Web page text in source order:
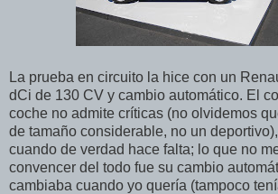
La prueba en circuito la hice con un
dCi de 130 CV y cambio automático. El
coche no admite críticas (no olvidemos
de tamaño considerable, no un
cuando de verdad hace falta; lo que no
convencer del todo fue su cambio
cambiaba cuando yo quería (tampoco